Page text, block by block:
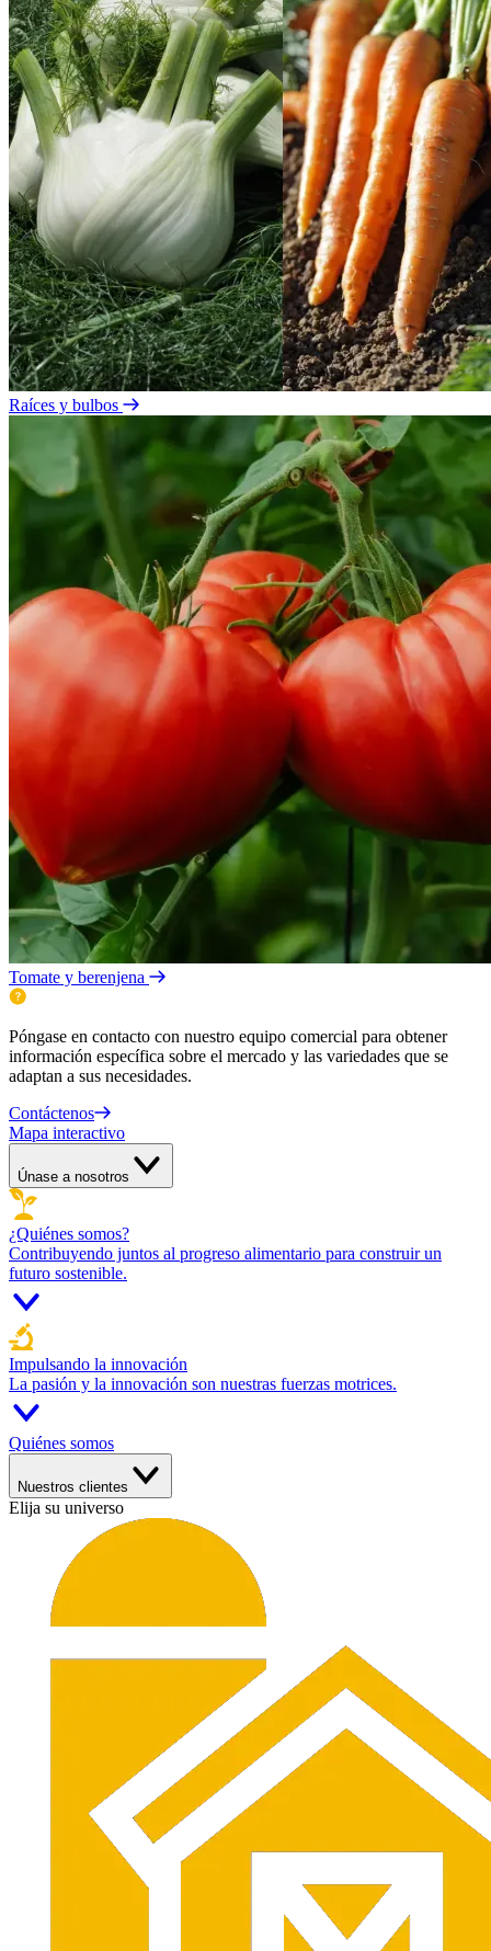
Raíces y bulbos
Tomate y berenjena
Póngase en contacto con nuestro equipo comercial para obtener
información específica sobre el mercado y las variedades que se
adaptan a sus necesidades.
Contáctenos
Mapa interactivo
Únase a nosotros
¿Quiénes somos?
Contribuyendo juntos al progreso alimentario para construir un
futuro sostenible.
Impulsando la innovación
La pasión y la innovación son nuestras fuerzas motrices.
Quiénes somos
Nuestros clientes
Elija su universo